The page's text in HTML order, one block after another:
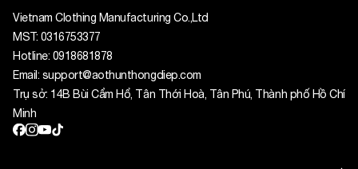
Vietnam Clothing Manufacturing Co.,Ltd
MST: 0316753377
Hotline: 0918681878
Email: support@aothunthongdiep.com
Trụ sở: 14B Bùi Cẩm Hổ, Tân Thới Hoà, Tân Phú, Thành phố Hồ Chí
Minh